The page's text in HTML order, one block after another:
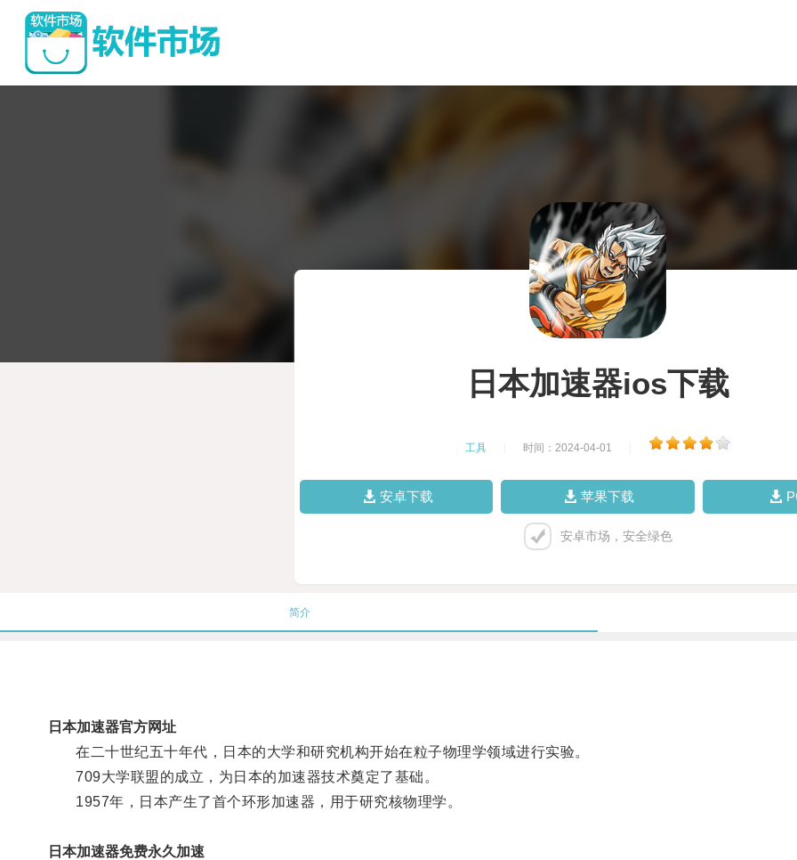
日本加速器ios下载
工具 时间：2024-04-01
安卓下载 苹果下载
安卓市场，安全绿色
简介
日本加速器官方网址
在二十世纪五十年代，日本的大学和研究机构开始在粒子物理学领域进行实验。
709大学联盟的成立，为日本的加速器技术奠定了基础。
1957年，日本产生了首个环形加速器，用于研究核物理学。
日本加速器免费永久加速